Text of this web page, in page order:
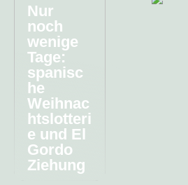
Nur
noch
wenige
Tage:
spanisc
he
Weihnac
htslotteri
e und El
Gordo
Ziehung